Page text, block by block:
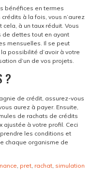
bénéfices en termes
à la fois, vous n’aurez
à un taux réduit. Vous
de dettes tout en ayant
mensuelles. Il se peut
possibilité d’avoir à votre
d’un de vos projets.
?
de crédit, assurez-vous
aurez à payer. Ensuite,
de rachats de crédits
ajustée à votre profil. Ceci
les conditions et
chaque organisme de
, pret, rachat, simulation